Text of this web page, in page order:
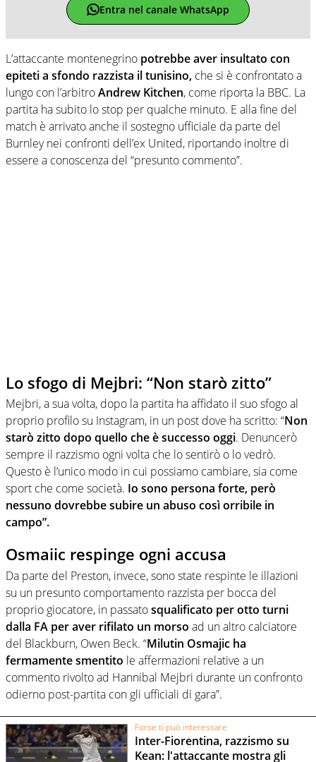
Entra nel canale WhatsApp
L’attaccante montenegrino potrebbe aver insultato con
epiteti a sfondo razzista il tunisino, che si è confrontato a
lungo con l’arbitroAndrew Kitchen, come riporta la BBC. La
partita ha subito lo stop per qualche minuto. E alla fine del
match è arrivato anche il sostegno ufficiale da parte del
Burnley nei confronti dell’ex United, riportando inoltre di
essere a conoscenza del “presunto commento”.
Lo sfogo di Mejbri: “Non starò zitto”
Mejbri, a sua volta, dopo la partita ha affidato il suo sfogo al
proprio profilo su Instagram, in un post dove ha scritto: “Non
starò zitto dopo quello che è successo oggi. Denuncerò
sempre il razzismo ogni volta che lo sentirò o lo vedrò.
Questo è l’unico modo in cui possiamo cambiare, sia come
sport che come società. Io sono persona forte, però
nessuno dovrebbe subire un abuso così orribile in
campo”.
Osmaiic respinge ogni accusa
Da parte del Preston, invece, sono state respinte le illazioni
su un presunto comportamento razzista per bocca del
proprio giocatore, in passatosqualificato per otto turni
dalla FA per aver rifilato un morso ad un altro calciatore
del Blackburn, Owen Beck. “Milutin Osmajic ha
fermamente smentito le affermazioni relative a un
commento rivolto ad Hannibal Mejbri durante un confronto
odierno post-partita con gli ufficiali di gara”.
Forse ti può interessare
Inter-Fiorentina, razzismo su
Kean: l'attaccante mostra gli